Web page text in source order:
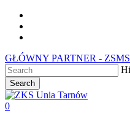
Skip
main
GŁÓWNY PARTNER -
Search
Close
Search
0